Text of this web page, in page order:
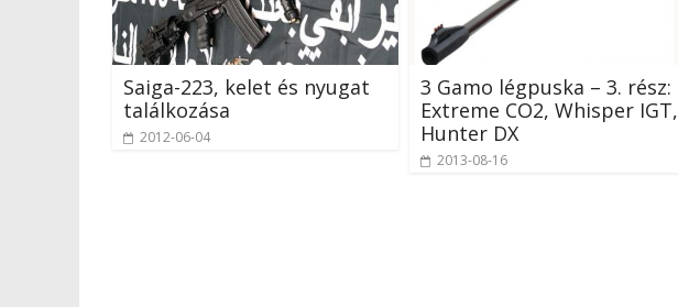
Saiga-223, kelet és nyugat
találkozása
2012-06-04
3 Gamo légpuska – 3. rész:
Extreme CO2, Whisper IGT,
Hunter DX
2013-08-16